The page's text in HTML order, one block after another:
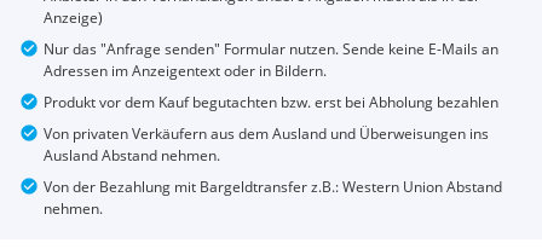
Anzeige)
Nur das "Anfrage senden" Formular nutzen. Sende keine E-Mails an
Adressen im Anzeigentext oder in Bildern.
Produkt vor dem Kauf begutachten bzw. erst bei Abholung bezahlen
Von privaten Verkäufern aus dem Ausland und Überweisungen ins
Ausland Abstand nehmen.
Von der Bezahlung mit Bargeldtransfer z.B.: Western Union Abstand
nehmen.